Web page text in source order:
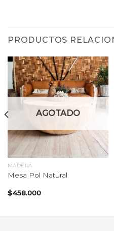
PRODUCTOS
AGOTADO
MADERA
Mesa Pol Natural
$458.000